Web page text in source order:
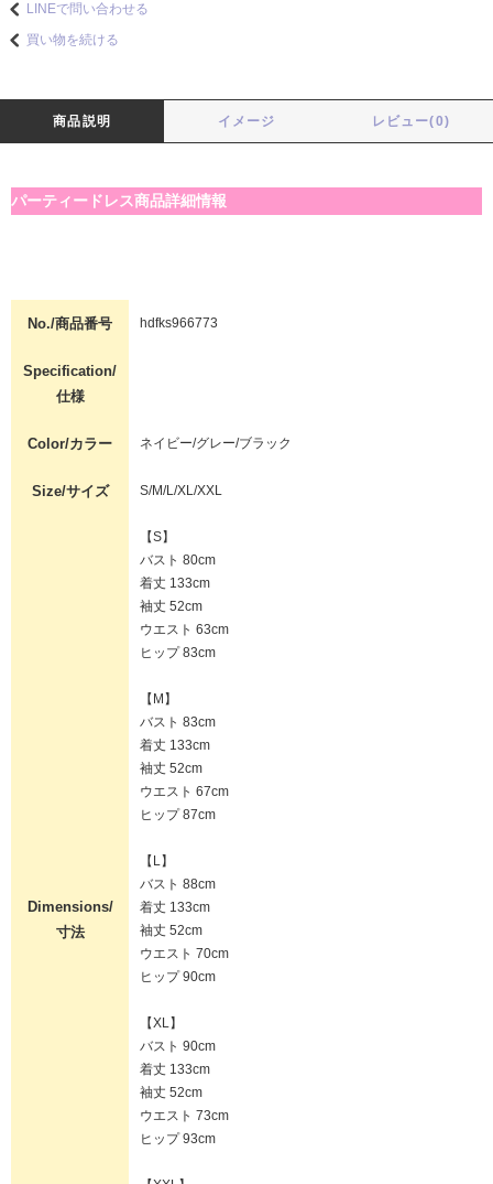
LINEで問い合わせる
買い物を続ける
商品説明 イメージ レビュー(0)
パーティードレス商品詳細情報
No./商品番号 hdfks966773
Specification/
仕様
Color/カラー ネイビー/グレー/ブラック
Size/サイズ S/M/L/XL/XXL
Dimensions/
寸法
【S】
バスト 80cm
着丈 133cm
袖丈 52cm
ウエスト 63cm
ヒップ 83cm
【M】
バスト 83cm
着丈 133cm
袖丈 52cm
ウエスト 67cm
ヒップ 87cm
【L】
バスト 88cm
着丈 133cm
袖丈 52cm
ウエスト 70cm
ヒップ 90cm
【XL】
バスト 90cm
着丈 133cm
袖丈 52cm
ウエスト 73cm
ヒップ 93cm